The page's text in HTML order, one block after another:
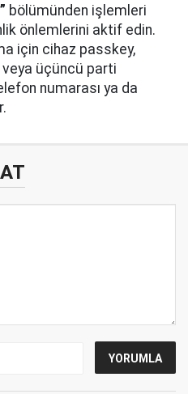
bölümünden işlemleri
önlemlerini aktif edin.
için cihaz passkey,
üçüncü parti
numarası ya da